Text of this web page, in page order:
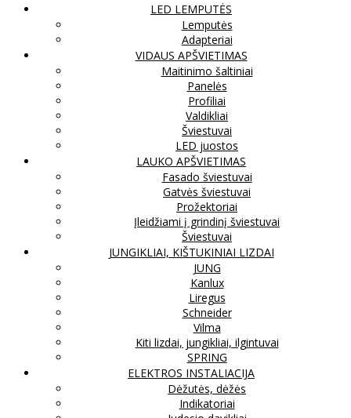
LED LEMPUTĖS
Lemputės
Adapteriai
VIDAUS APŠVIETIMAS
Maitinimo šaltiniai
Panelės
Profiliai
Valdikliai
Šviestuvai
LED juostos
LAUKO APŠVIETIMAS
Fasado šviestuvai
Gatvės šviestuvai
Prožektoriai
Įleidžiami į grindinį šviestuvai
Šviestuvai
JUNGIKLIAI, KIŠTUKINIAI LIZDAI
JUNG
Kanlux
Liregus
Schneider
Vilma
Kiti lizdai, jungikliai, ilgintuvai
SPRING
ELEKTROS INSTALIACIJA
Dėžutės, dėžės
Indikatoriai